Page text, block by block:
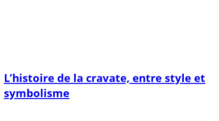
L’histoire de la cravate, entre style et
symbolisme